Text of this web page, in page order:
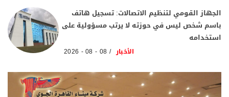
الجهاز القومي لتنظيم الاتصالات: تسجيل هاتف
باسم شخص ليس في حوزته لا يرتب مسؤولية على
استخدامه
الأخبار 08 - 08 - 2026